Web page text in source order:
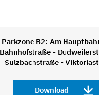
Parkzone B2: Am
Bahnhofstraße -
Sulzbachstraße -
Download